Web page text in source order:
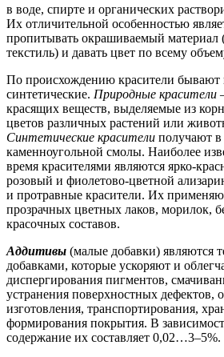
в воде, спирте и органических
Их отличительной особенностью
пропитывать окрашиваемый материал
текстиль) и давать цвет по всему
По происхождению красители бывают
синтетические. Природные красители
красящих веществ, выделяемые из
цветов различных растений или
Синтетические красители получают
каменноугольной смолы. Наиболее
время красителями являются ярко-
розовый и фиолетово-цветной
и протравные красители. Их
прозрачных цветных лаков, морилок,
красочных составов.
Аддитивы (малые добавки) являются
добавками, которые ускоряют и
диспергирования пигментов,
устранения поверхностных дефектов,
изготовления, транспортирования,
формирования покрытия. В
содержание их составляет 0,02…3–5%.